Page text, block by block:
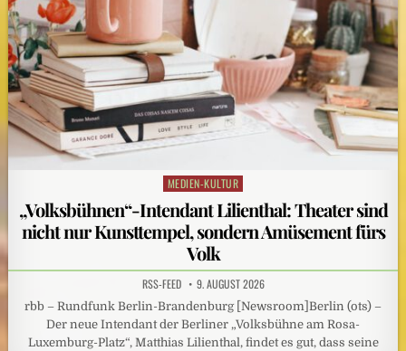
Posted
MEDIEN-KULTUR
„Volksbühnen“-Intendant Lilienthal: Theater sind
nicht nur Kunsttempel, sondern Amüsement fürs
Volk
RSS-FEED 9. AUGUST 2026
rbb – Rundfunk Berlin-Brandenburg [Newsroom]Berlin (ots) –
Der neue Intendant der Berliner „Volksbühne am Rosa-
Luxemburg-Platz“, Matthias Lilienthal, findet es gut, dass seine